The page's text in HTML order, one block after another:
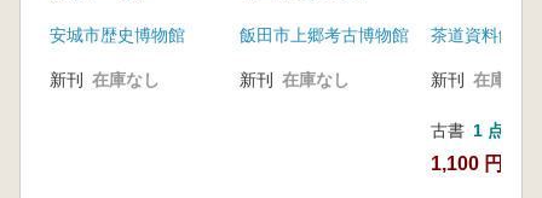
安城市歴史博物館
新刊 在庫なし
飯田市上郷考古博物館
新刊 在庫なし
茶道資料館
新刊 在庫なし
古書 1 点
1,100 円